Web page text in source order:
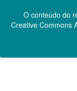
O conteúdo do
Creative Commons